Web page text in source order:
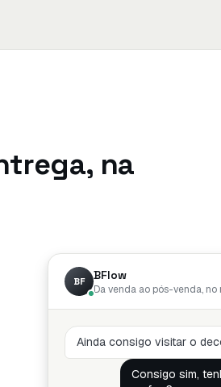
na
BF BFlow
Da venda ao pós-venda,
Ainda consigo visitar o
Consigo sim,